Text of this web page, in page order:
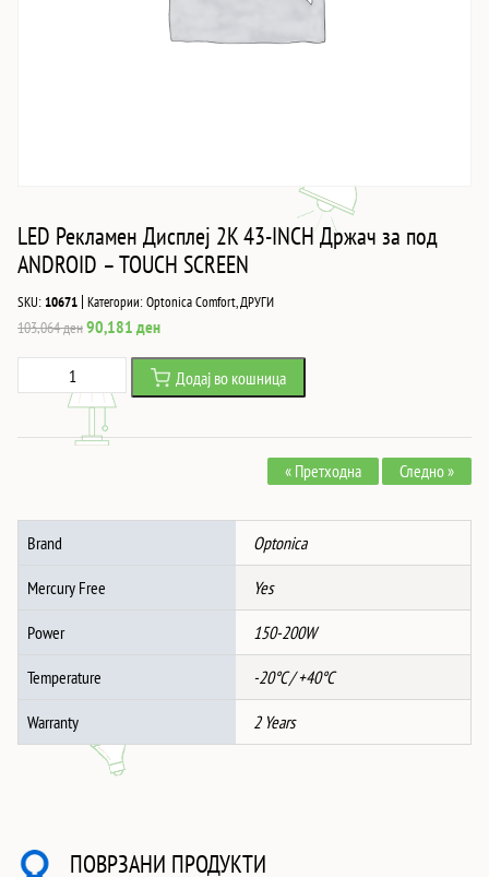
LED Рекламен Дисплеј 2K 43-INCH Држач за под
ANDROID – TOUCH SCREEN
SKU:10671 | Категории:Optonica Comfort,ДРУГИ
103,064денOriginal
103,064 ден.
90,181 денCurrent
price
is:
90,181 ден.
Рекламен
Држач
за
под
SCREEN
Додај во кошница
« Претходна Следно »
Brand Optonica
Mercury Free Yes
Power 150-200W
Temperature -20°C / +40°C
Warranty 2 Years
ПОВРЗАНИ ПРОДУКТИ